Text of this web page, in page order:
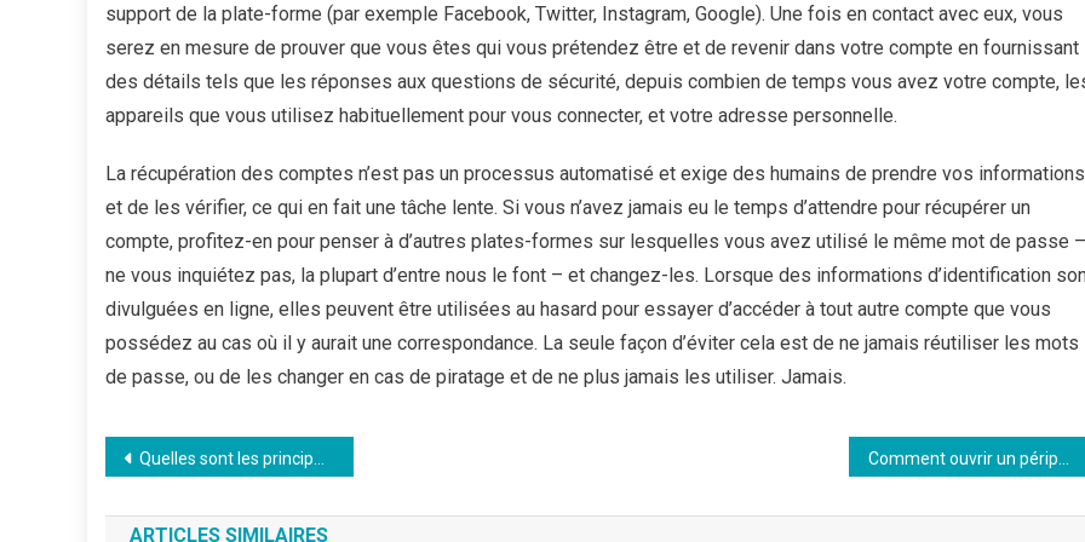
support de la plate-forme (par exemple Facebook, Twitter, Instagram, Google). Une fois en contact avec eux, vous
serez en mesure de prouver que vous êtes qui vous prétendez être et de revenir dans votre compte en fournissant
des détails tels que les réponses aux questions de sécurité, depuis combien de temps vous avez votre compte,
appareils que vous utilisez habituellement pour vous connecter, et votre adresse personnelle.
La récupération des comptes n’est pas un processus automatisé et exige des humains de prendre vos informations
et de les vérifier, ce qui en fait une tâche lente. Si vous n’avez jamais eu le temps d’attendre pour récupérer un
compte, profitez-en pour penser à d’autres plates-formes sur lesquelles vous avez utilisé le même mot de passe –
ne vous inquiétez pas, la plupart d’entre nous le font – et changez-les. Lorsque des informations d’identification
divulguées en ligne, elles peuvent être utilisées au hasard pour essayer d’accéder à tout autre compte que vous
possédez au cas où il y aurait une correspondance. La seule façon d’éviter cela est de ne jamais réutiliser les mots
de passe, ou de les changer en cas de piratage et de ne plus jamais les utiliser. Jamais.
Navigation
l’article
Quelles sont les principales consoles pour les joueurs geeks ?
ARTICLES SIMILAIRES